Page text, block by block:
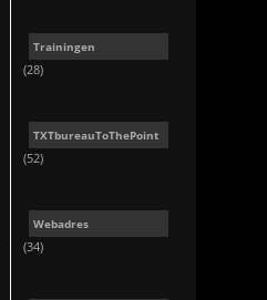
Trainingen
(28)
TXTbureauToThePoint
(52)
Webadres
(34)